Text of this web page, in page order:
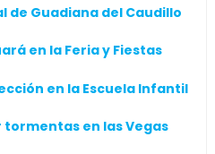
de Guadiana del Caudillo
en la Feria y Fiestas
en la Escuela Infantil
en las Vegas